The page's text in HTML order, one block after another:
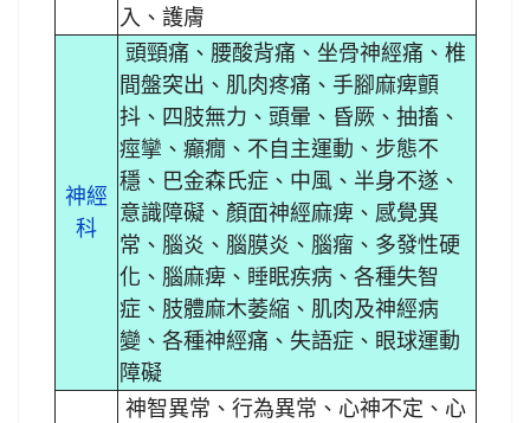
入、護膚
神經
科
頭頸痛、腰酸背痛、坐骨神經痛、椎
間盤突出、肌肉疼痛、手腳麻痺顫
抖、四肢無力、頭暈、昏厥、抽搐、
痙攣、癲癇、不自主運動、步態不
穩、巴金森氏症、中風、半身不遂、
意識障礙、顏面神經麻痺、感覺異
常、腦炎、腦膜炎、腦瘤、多發性硬
化、腦麻痺、睡眠疾病、各種失智
症、肢體麻木萎縮、肌肉及神經病
變、各種神經痛、失語症、眼球運動
障礙
神智異常、行為異常、心神不定、心